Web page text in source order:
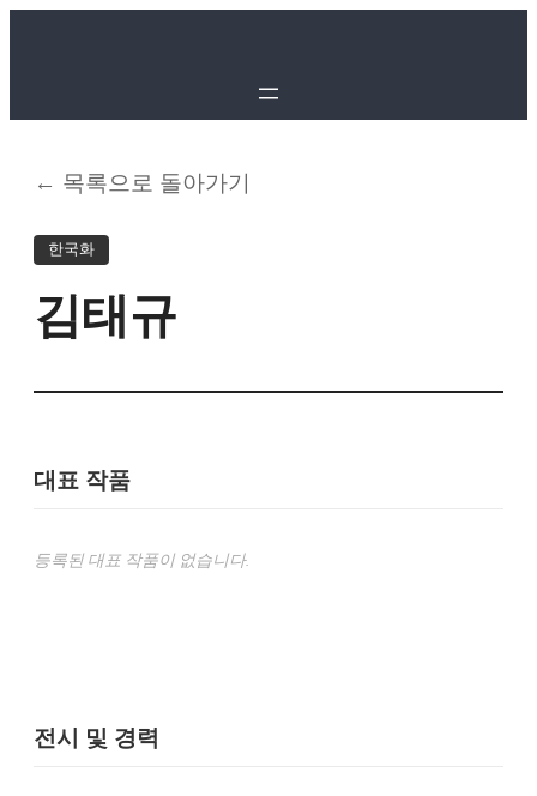
← 목록으로 돌아가기
한국화
김태규
대표 작품
등록된 대표 작품이 없습니다.
전시 및 경력